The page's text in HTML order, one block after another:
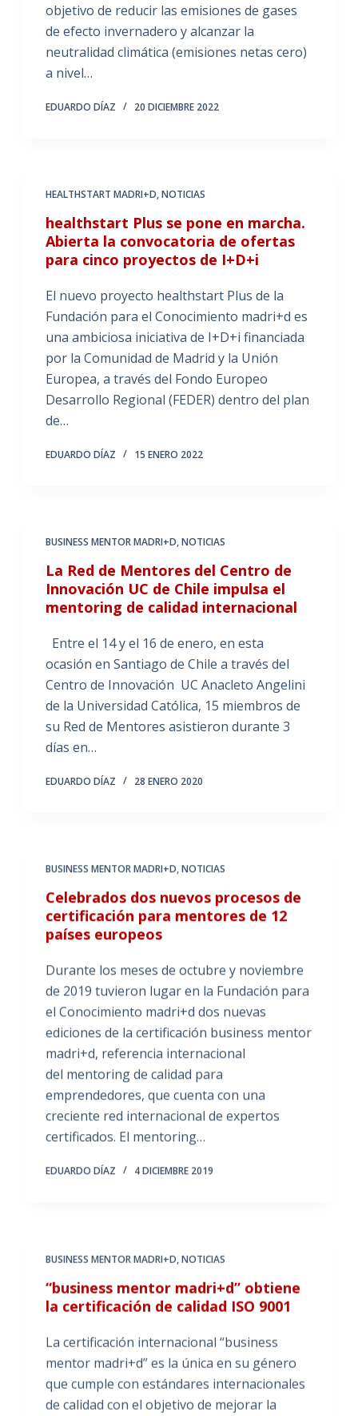
objetivo de reducir las emisiones de gases
de efecto invernadero y alcanzar la
neutralidad climática (emisiones netas cero)
a nivel…
EDUARDO DÍAZ 20 DICIEMBRE 2022
HEALTHSTART MADRI+D,NOTICIAS
healthstart Plus se pone en marcha.
Abierta la convocatoria de ofertas
para cinco proyectos de I+D+i
El nuevo proyecto healthstart Plus de la
Fundación para el Conocimiento madri+d es
una ambiciosa iniciativa de I+D+i financiada
por la Comunidad de Madrid y la Unión
Europea, a través del Fondo Europeo
Desarrollo Regional (FEDER) dentro del plan
de…
EDUARDO DÍAZ 15 ENERO 2022
BUSINESS MENTOR MADRI+D,NOTICIAS
La Red de Mentores del Centro de
Innovación UC de Chile impulsa el
mentoring de calidad internacional
Entre el 14 y el 16 de enero, en esta
ocasión en Santiago de Chile a través del
Centro de Innovación UC Anacleto Angelini
de la Universidad Católica, 15 miembros de
su Red de Mentores asistieron durante 3
días en…
EDUARDO DÍAZ 28 ENERO 2020
BUSINESS MENTOR MADRI+D,NOTICIAS
Celebrados dos nuevos procesos de
certificación para mentores de 12
países europeos
Durante los meses de octubre y noviembre
de 2019 tuvieron lugar en la Fundación para
el Conocimiento madri+d dos nuevas
ediciones de la certificación business mentor
madri+d, referencia internacional
del mentoring de calidad para
emprendedores, que cuenta con una
creciente red internacional de expertos
certificados. El mentoring…
EDUARDO DÍAZ 4 DICIEMBRE 2019
BUSINESS MENTOR MADRI+D NOTICIAS
“business mentor madri+d” obtiene
la certificación de calidad ISO 9001
La certificación internacional “business
mentor madri+d” es la única en su género
que cumple con estándares internacionales
de calidad con el objetivo de mejorar la